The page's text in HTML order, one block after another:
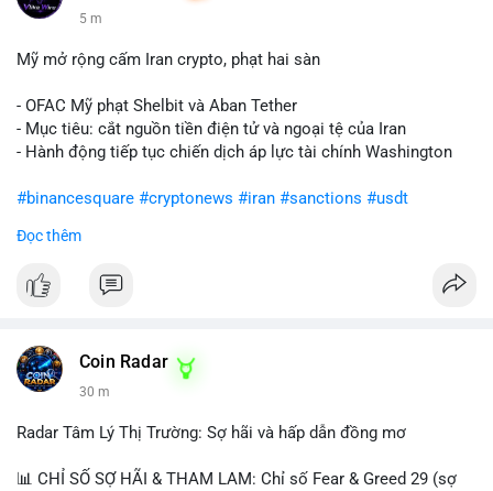
5 m
Mỹ mở rộng cấm Iran crypto, phạt hai sàn
- OFAC Mỹ phạt Shelbit và Aban Tether
- Mục tiêu: cắt nguồn tiền điện tử và ngoại tệ của Iran
- Hành động tiếp tục chiến dịch áp lực tài chính Washington
#binancesquare #cryptonews #iran #sanctions #usdt
$usdt
#vlikevn #titanbot
Đọc thêm
Coin Radar
30 m
Radar Tâm Lý Thị Trường: Sợ hãi và hấp dẫn đồng mơ
📊 CHỈ SỐ SỢ HÃI & THAM LAM: Chỉ số Fear & Greed 29 (sợ